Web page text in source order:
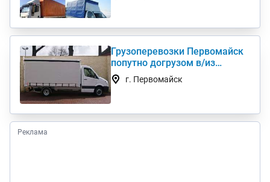
Грузоперевозки Первомайск
попутно догрузом в/из
Киев(а) по Украине (нал,б/н)
г. Первомайск
Реклама